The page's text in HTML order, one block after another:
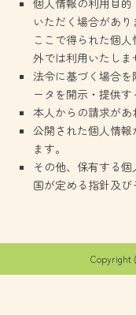
いただく場合があり
ここで得られた個
外では利用いたしま
法令に基づく場合
ータを開示・提供す
本人からの請求があ
公開された個人情
ます。
その他、保有する個
国が定める指針及び
Copyright